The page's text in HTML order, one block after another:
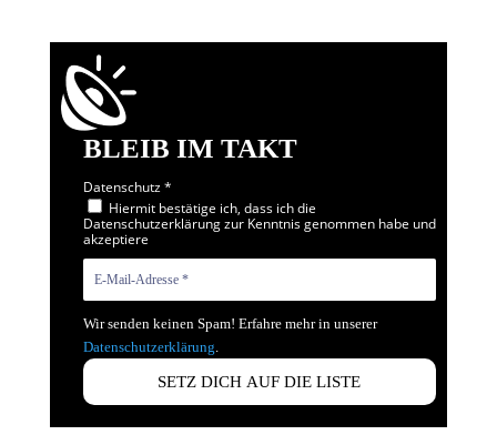
BLEIB IM TAKT
Datenschutz*
Hiermit bestätige ich, dass ich die
Datenschutzerklärung zur Kenntnis genommen habe und
akzeptiere
Wir senden keinen Spam! Erfahre mehr in unserer
Datenschutzerklärung.